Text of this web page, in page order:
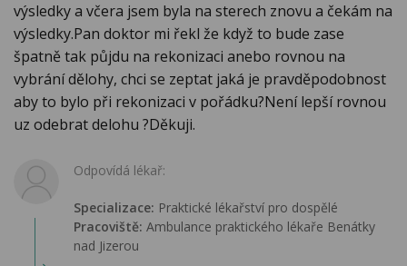
výsledky a včera jsem byla na sterech znovu a čekám na
výsledky.Pan doktor mi řekl že když to bude zase
špatně tak půjdu na rekonizaci anebo rovnou na
vybrání dělohy, chci se zeptat jaká je pravděpodobnost
aby to bylo při rekonizaci v pořádku?Není lepší rovnou
uz odebrat delohu ?Děkuji.
Odpovídá lékař:
Specializace: Praktické lékařství pro dospělé
Pracoviště: Ambulance praktického lékaře Benátky
nad Jizerou